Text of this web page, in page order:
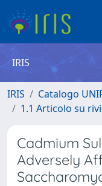
IRIS
IRIS Catalogo
1.1 Articolo su
Cadmium
Adversely